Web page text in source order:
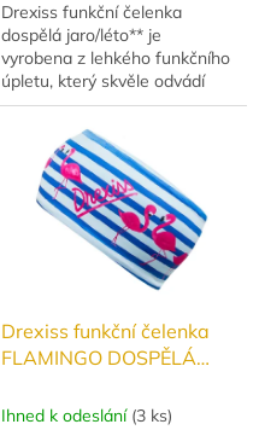
Drexiss funkční čelenka
dospělá jaro/léto** je
vyrobena z lehkého funkčního
úpletu, který skvěle odvádí
pot. Perfektní volba pro běžce,
cyklisty i další sportovní
nadšence. Díky...
Drexiss funkční čelenka
FLAMINGO DOSPĚLÁ
Ihned k odeslání (3 ks)